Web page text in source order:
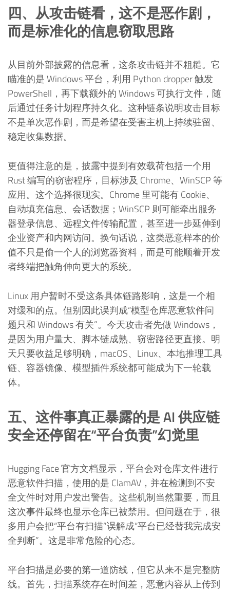
四、从攻击链看，这不是恶作剧，
而是标准化的信息窃取思路
从目前外部披露的信息看，这条攻击链并不粗糙。它
瞄准的是 Windows 平台，利用 Python dropper 触发
PowerShell，再下载额外的 Windows 可执行文件，随
后通过任务计划程序持久化。这种链条说明攻击目标
不是单次恶作剧，而是希望在受害主机上持续驻留、
稳定收集数据。
更值得注意的是，披露中提到有效载荷包括一个用
Rust 编写的窃密程序，目标涉及 Chrome、WinSCP 等
应用。这个选择很现实。Chrome 里可能有 Cookie、
自动填充信息、会话数据；WinSCP 则可能牵出服务
器登录信息、远程文件传输配置，甚至进一步延伸到
企业资产和内网访问。换句话说，这类恶意样本的价
值不只是偷一个人的浏览器资料，而是可能顺着开发
者终端把触角伸向更大的系统。
Linux 用户暂时不受这条具体链路影响，这是一个相
对缓和的点。但别因此误判成“模型仓库恶意软件问
题只和 Windows 有关”。今天攻击者先做 Windows，
是因为用户量大、脚本链成熟、窃密路径更直接。明
天只要收益足够明确，macOS、Linux、本地推理工具
链、容器镜像、模型插件系统都可能成为下一轮载
体。
五、这件事真正暴露的是 AI 供应链
安全还停留在“平台负责”幻觉里
Hugging Face 官方文档显示，平台会对仓库文件进行
恶意软件扫描，使用的是 ClamAV，并在检测到不安
全文件时对用户发出警告。这些机制当然重要，而且
这次事件最终也显示仓库已被禁用。但问题在于，很
多用户会把“平台有扫描”误解成“平台已经替我完成安
全判断”。这是非常危险的心态。
平台扫描是必要的第一道防线，但它从来不是完整防
线。首先，扫描系统存在时间差，恶意内容从上传到